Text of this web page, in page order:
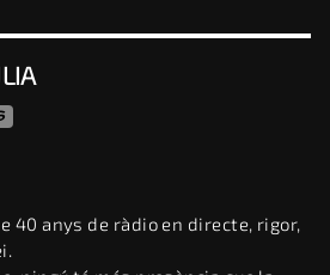
40 anys de ràdio en directe, rigor,